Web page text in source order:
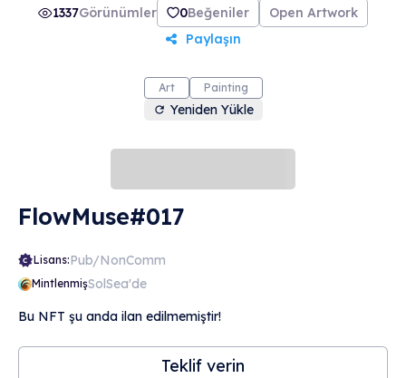
1337Görünümler 0Beğeniler
Open Artwork
Paylaşın
Art Painting
Yeniden Yükle
FlowMuse#017
Lisans:Pub/NonComm
MintlenmişSolSea'de
Bu NFT şu anda ilan edilmemiştir!
Teklif verin